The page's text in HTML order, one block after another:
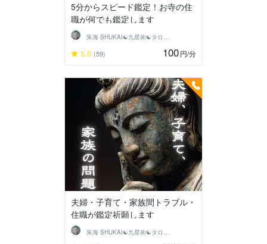
5分からスピード鑑定！お寺の住
職が何でも鑑定します
朱海 SHUKAI☯九星術☯タロット和尚
5.0 (59) 100円/分
夫婦・子育て・家族間トラブル・
住職が鑑定祈願します
朱海 SHUKAI☯九星術☯タロット和尚